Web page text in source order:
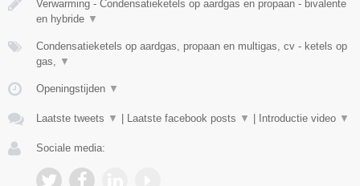
Verwarming - Condensatieketels op aardgas en propaan - bivalente
en hybride ▼
Condensatieketels op aardgas, propaan en multigas, cv - ketels op
gas, ▼
Openingstijden ▼
Laatste tweets ▼ Laatste facebook posts ▼ Introductie video ▼
Sociale media: